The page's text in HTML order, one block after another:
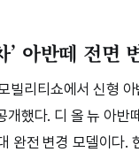
’ 아반떼 전면
빌리티쇼에서 신형 아
개했다. 디 올 뉴 아반
완전 변경 모델이다.